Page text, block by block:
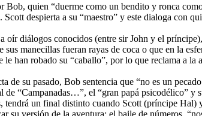
quien “duerme como un bendito y ronca
despierta a su “maestro” y este dialoga con
oír diálogos conocidos (entre sir John y el
sus manecillas fueran rayas de coca o que en la
le han robado su “caballo”, por lo que reclama a la
de su pasado, Bob sentencia que “no es un
de “Campanadas…”, el “gran papá psicodélico”
tendrá un final distinto cuando Scott (príncipe
su versión de la aventura; el baile de números,